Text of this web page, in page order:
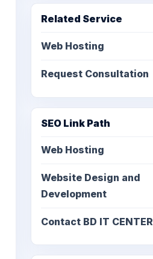
Related Service
Web Hosting
Request Consultation
SEO Link Path
Web Hosting
Website Design and
Development
Contact BD IT CENTER